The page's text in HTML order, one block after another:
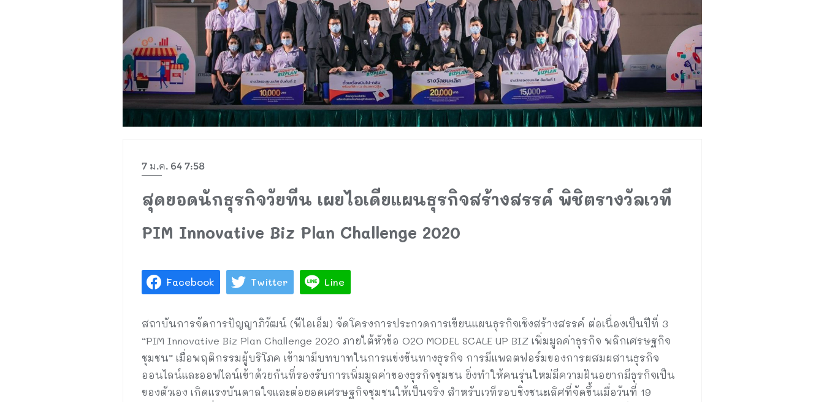
7 ม.ค. 64 7:58
สุดยอดนักธุรกิจวัยทีน เผยไอเดียแผนธุรกิจสร้างสรรค์ พิชิตรางวัลเวที
PIM Innovative Biz Plan Challenge 2020
Facebook Twitter Line
สถาบันการจัดการปัญญาภิวัฒน์ (พีไอเอ็ม) จัดโครงการประกวดการเขียนแผนธุรกิจเชิงสร้างสรรค์ ต่อเนื่องเป็นปีที่ 3
“PIM Innovative Biz Plan Challenge 2020 ภายใต้หัวข้อ O2O MODEL SCALE UP BIZ เพิ่มมูลค่าธุรกิจ พลิกเศรษฐกิจ
ชุมชน” เมื่อพฤติกรรมผู้บริโภค เข้ามามีบทบาทในการแข่งขันทางธุรกิจ การมีแพลตฟอร์มของการผสมผสานธุรกิจ
ออนไลน์และออฟไลน์เข้าด้วยกันที่รองรับการเพิ่มมูลค่าของธุรกิจชุมชน ยิ่งทำให้คนรุ่นใหม่มีความฝันอยากมีธุรกิจเป็น
ของตัวเอง เกิดแรงบันดาลใจและต่อยอดเศรษฐกิจชุมชนให้เป็นจริง สำหรับเวทีรอบชิงชนะเลิศที่จัดขึ้นเมื่อวันที่ 19